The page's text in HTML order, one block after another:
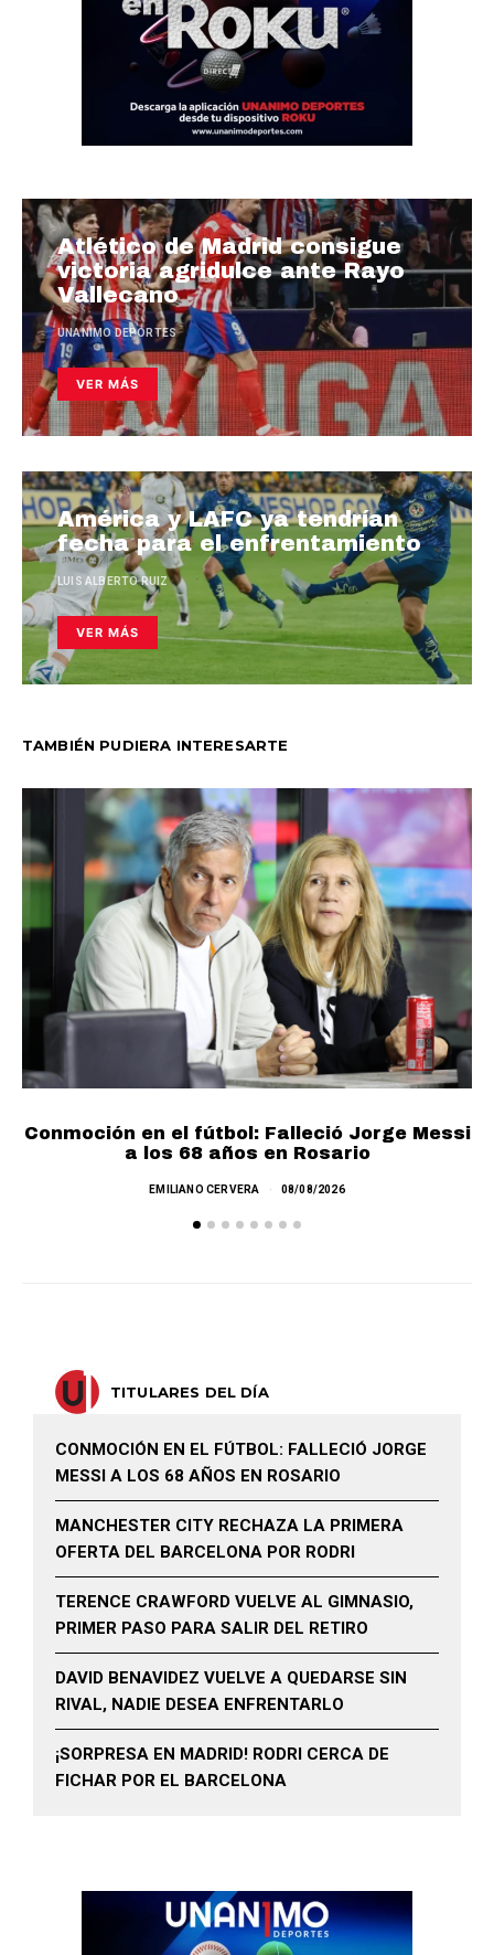
Atlético de Madrid consigue
victoria agridulce ante Rayo
Vallecano
UNANIMO DEPORTES
VER MÁS
América y LAFC ya tendrían
fecha para el enfrentamiento
LUIS ALBERTO RUIZ
VER MÁS
TAMBIÉN PUDIERA INTERESARTE
Conmoción en el fútbol: Falleció Jorge Messi
a los 68 años en Rosario
EMILIANO CERVERA 08/08/2026
TITULARES DEL DÍA
CONMOCIÓN EN EL FÚTBOL: FALLECIÓ JORGE
MESSI A LOS 68 AÑOS EN ROSARIO
MANCHESTER CITY RECHAZA LA PRIMERA
OFERTA DEL BARCELONA POR RODRI
TERENCE CRAWFORD VUELVE AL GIMNASIO,
PRIMER PASO PARA SALIR DEL RETIRO
DAVID BENAVIDEZ VUELVE A QUEDARSE SIN
RIVAL, NADIE DESEA ENFRENTARLO
¡SORPRESA EN MADRID! RODRI CERCA DE
FICHAR POR EL BARCELONA